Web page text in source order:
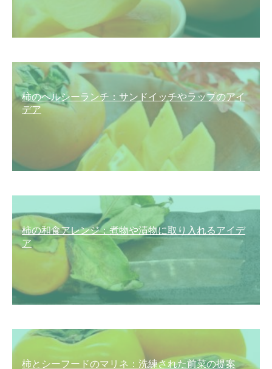
柿のヘルシーランチ：サンドイッチやラップのアイ
デア
柿の和食アレンジ：煮物や漬物に取り入れるアイデ
ア
柿とシーフードのマリネ：洗練された前菜の提案